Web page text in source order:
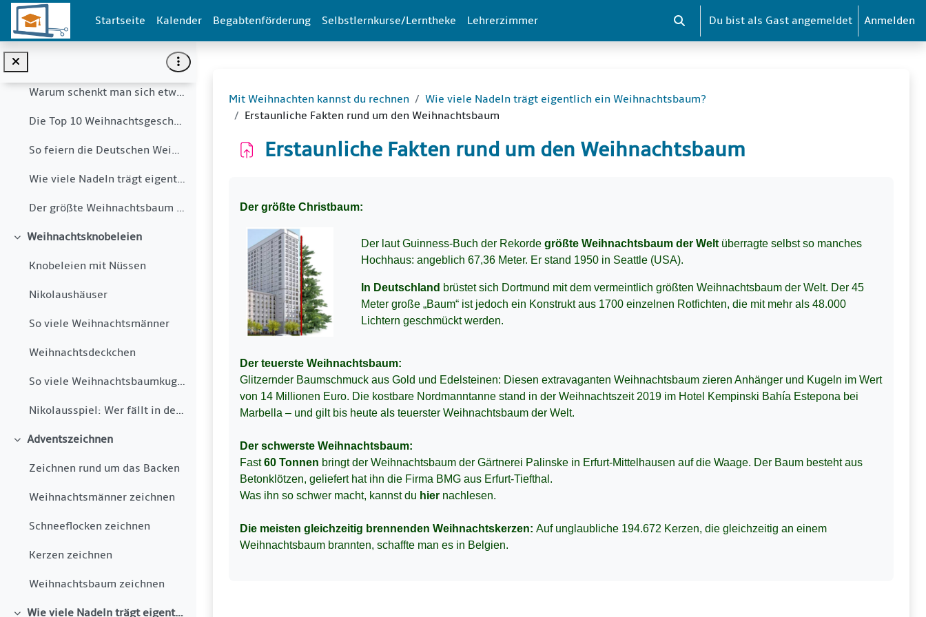
Zum Hauptinhalt
Startseite
Kalender Begabtenförderung Selbstlernkurse/Lerntheke Lehrerzimmer
Sucheingabe umschalten
Du bist als Gast angemeldet Anmelden
Einklappen
Weiße Weihnachten
Weiße Weihnacht - Wunsch oder Wirklichkeit?
Warum schenkt man sich etwas zu Weihnachten?
Die Top 10 Weihnachtsgeschenke
So feiern die Deutschen Weihnachten
Wie viele Nadeln trägt eigentlich ein Weihnachtsbaum?
Der größte Weihnachtsbaum der Welt
Einklappen
Weihnachtsknobeleien
Knobeleien mit Nüssen
Nikolaushäuser
So viele Weihnachtsmänner
Weihnachtsdeckchen
So viele Weihnachtsbaumkugeln
Nikolausspiel: Wer fällt in den Kamin?
Einklappen
Adventszeichnen
Zeichnen rund um das Backen
Weihnachtsmänner zeichnen
Schneeflocken zeichnen
Kerzen zeichnen
Weihnachtsbaum zeichnen
Wie viele Nadeln trägt eigentlich ein Weihnachtsbaum?
Mit Weihnachten kannst du rechnen
Wie viele Nadeln trägt eigentlich ein Weihnachtsbaum?
Erstaunliche Fakten rund um den Weihnachtsbaum
Erstaunliche Fakten rund um den Weihnachtsbaum
Der größte Christbaum:
Der laut Guinness-Buch der Rekorde größte Weihnachtsbaum der Welt überragte selbst so manches
Hochhaus: angeblich 67,36 Meter. Er stand 1950 in Seattle (USA).
In Deutschland brüstet sich Dortmund mit dem vermeintlich größten Weihnachtsbaum der Welt. Der 45
Meter große „Baum“ ist jedoch ein Konstrukt aus 1700 einzelnen Rotfichten, die mit mehr als 48.000
Lichtern geschmückt werden.
Der teuerste Weihnachtsbaum:
G litzernder Baumschmuck aus Gold und Edelsteinen: Diesen extravaganten Weihnachtsbaum zieren Anhänger und Kugeln im Wert
von 14 Millionen Euro. Die kostbare Nordmanntanne stand in der Weihnachtszeit 2019 im Hotel Kempinski Bahía Estepona bei
Marbella – und gilt bis heute als teuerster Weihnachtsbaum der Welt.
Der schwerste Weihnachtsbaum:
Fast60 Tonnen bringt der Weihnachtsbaum der Gärtnerei Palinske in Erfurt-Mittelhausen auf die Waage. Der Baum besteht aus
Betonklötzen, geliefert hat ihn die Firma BMG aus Erfurt-Tiefthal.
Was ihn so schwer macht, kannst du hier nachlesen.
Die meisten gleichzeitig brennenden Weihnachtskerzen: Auf unglaubliche 194.672 Kerzen, die gleichzeitig an einem
Weihnachtsbaum brannten, schaffte man es in Belgien.